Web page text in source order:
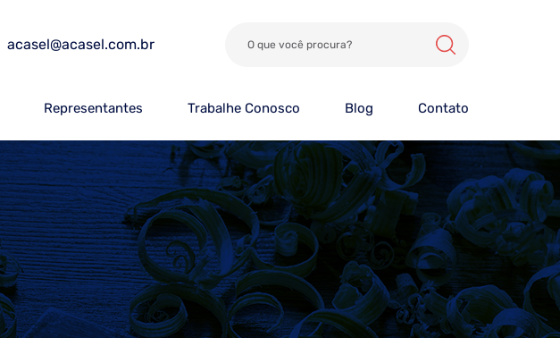
acasel@acasel.com.br
Representantes Trabalhe Conosco Blog Contato